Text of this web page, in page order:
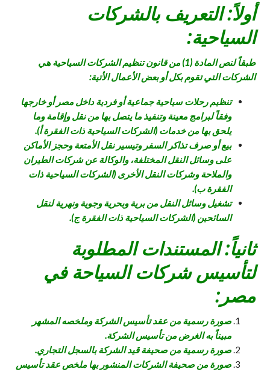
أولاً: التعريف بالشركات
السياحية:
طبقاً لنص المادة (1) من قانون تنظيم الشركات السياحية هي
الشركات التي تقوم بكل أو بعض الأعمال الأتية:
تنظيم رحلات سياحية جماعية أو فردية داخل مصر أو خارجها
وفقاً لبرامج معينة وتنفيذ ما يتصل بها من نقل وإقامة وما
يلحق بها من خدمات (الشركات السياحية ذات الفقرة أ).
بيع أو صرف تذاكر السفر وتيسير نقل الأمتعة وحجز الأماكن
على وسائل النقل المختلفة، والوكالة عن شركات الطيران
والملاحة وشركات النقل الأخرى (الشركات السياحية ذات
الفقرة ب).
تشغيل وسائل النقل من برية وبحرية وجوية ونهرية لنقل
السائحين (الشركات السياحية ذات الفقرة ج).
ثانياً: المستندات المطلوبة
لتأسيس شركات السياحة في
مصر:
صورة رسمية من عقد تأسيس الشركة وملخصه المشهر
مبيناً به الغرض من تأسيس الشركة.
صورة رسمية من صحيفة قيد الشركة بالسجل التجاري.
صورة من صحيفة الشركات المنشور بها ملخص عقد تأسيس